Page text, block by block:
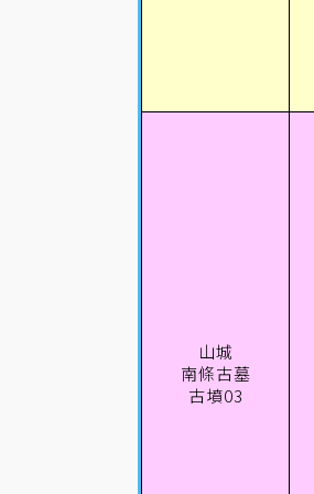
山城
南條古墓
古墳03